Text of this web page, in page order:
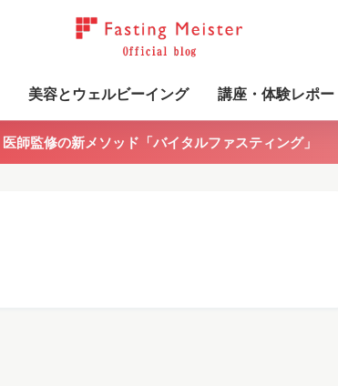
美容とウェルビーイング 講座・体験レポー
医師監修の新メソッド「バイタルファスティング」